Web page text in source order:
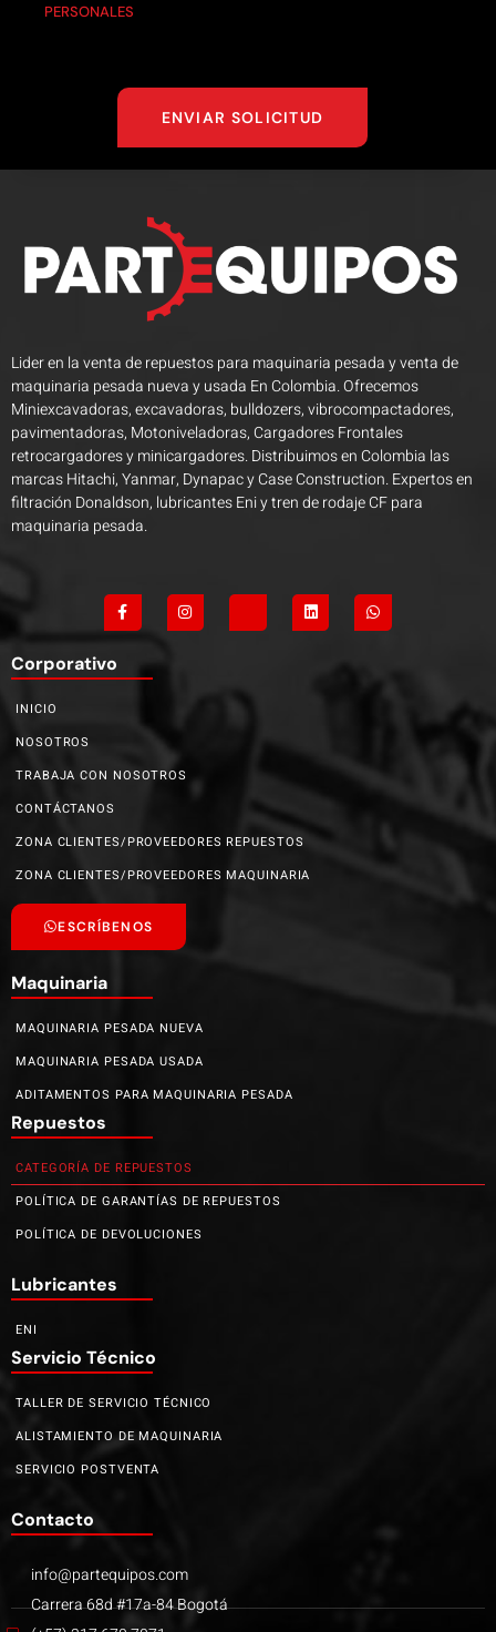
PERSONALES
ENVIAR SOLICITUD
Lider en la venta de repuestos para maquinaria pesada y venta de
maquinaria pesada nueva y usada En Colombia. Ofrecemos
Miniexcavadoras, excavadoras, bulldozers, vibrocompactadores,
pavimentadoras, Motoniveladoras, Cargadores Frontales
retrocargadores y minicargadores. Distribuimos en Colombia las
marcas Hitachi, Yanmar, Dynapac y Case Construction. Expertos en
filtración Donaldson, lubricantes Eni y tren de rodaje CF para
maquinaria pesada.
Corporativo
INICIO
NOSOTROS
TRABAJA CON NOSOTROS
CONTÁCTANOS
ZONA CLIENTES/PROVEEDORES REPUESTOS
ZONA CLIENTES/PROVEEDORES MAQUINARIA
ESCRÍBENOS
Maquinaria
MAQUINARIA PESADA NUEVA
MAQUINARIA PESADA USADA
ADITAMENTOS PARA MAQUINARIA PESADA
Repuestos
CATEGORÍA DE REPUESTOS
POLÍTICA DE GARANTÍAS DE REPUESTOS
POLÍTICA DE DEVOLUCIONES
Lubricantes
ENI
Servicio Técnico
TALLER DE SERVICIO TÉCNICO
ALISTAMIENTO DE MAQUINARIA
SERVICIO POSTVENTA
Contacto
info@partequipos.com
Carrera 68d #17a-84 Bogotá